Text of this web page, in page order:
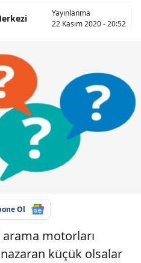
Yayınlanma
22 Kasım 2020 - 20:52
Ol
arama motorları
nazaran küçük olsalar